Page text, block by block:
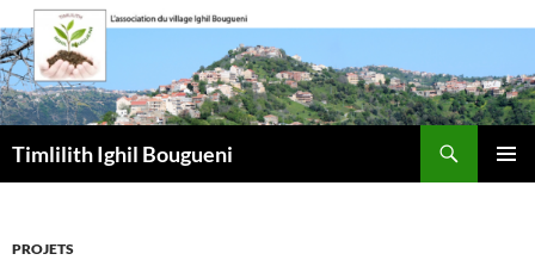
Aller
au
contenu
Timlilith Ighil Bougueni
PROJETS